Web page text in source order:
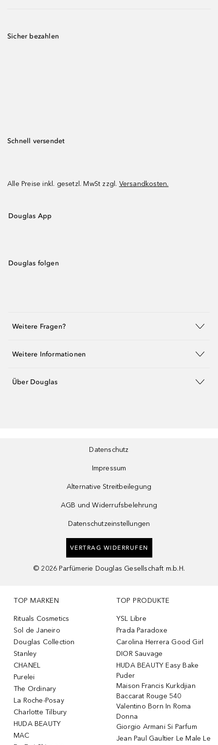
Sicher bezahlen
Schnell versendet
Alle Preise inkl. gesetzl. MwSt zzgl. Versandkosten.
Douglas App
Douglas folgen
Weitere Fragen?
Weitere Informationen
Über Douglas
Datenschutz
Impressum
Alternative Streitbeilegung
AGB und Widerrufsbelehrung
Datenschutzeinstellungen
VERTRAG WIDERRUFEN
© 2026 Parfümerie Douglas Gesellschaft m.b.H.
TOP MARKEN
Rituals Cosmetics
Sol de Janeiro
Douglas Collection
Stanley
CHANEL
Purelei
The Ordinary
La Roche-Posay
Charlotte Tilbury
HUDA BEAUTY
MAC
TOP PRODUKTE
YSL Libre
Prada Paradoxe
Carolina Herrera Good Girl
DIOR Sauvage
HUDA BEAUTY Easy Bake
Puder
Maison Francis Kurkdjian
Baccarat Rouge 540
Valentino Born In Roma
Donna
Giorgio Armani Si Parfum
Jean Paul Gaultier Le Male Le